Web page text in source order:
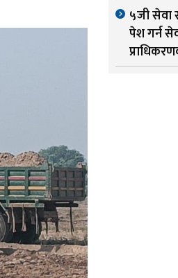
५जी सेवा
पेश गर्न